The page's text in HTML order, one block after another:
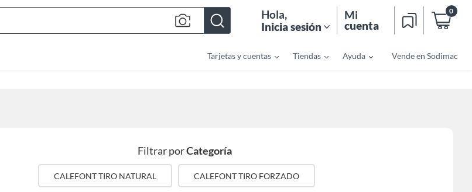
Bar
Hola,
Inicia sesión
Mi
cuenta
0
Tarjetas y cuentas Tiendas Ayuda Vende en Sodimac
Filtrar porCategoría
CALEFONT TIRO NATURAL CALEFONT TIRO FORZADO